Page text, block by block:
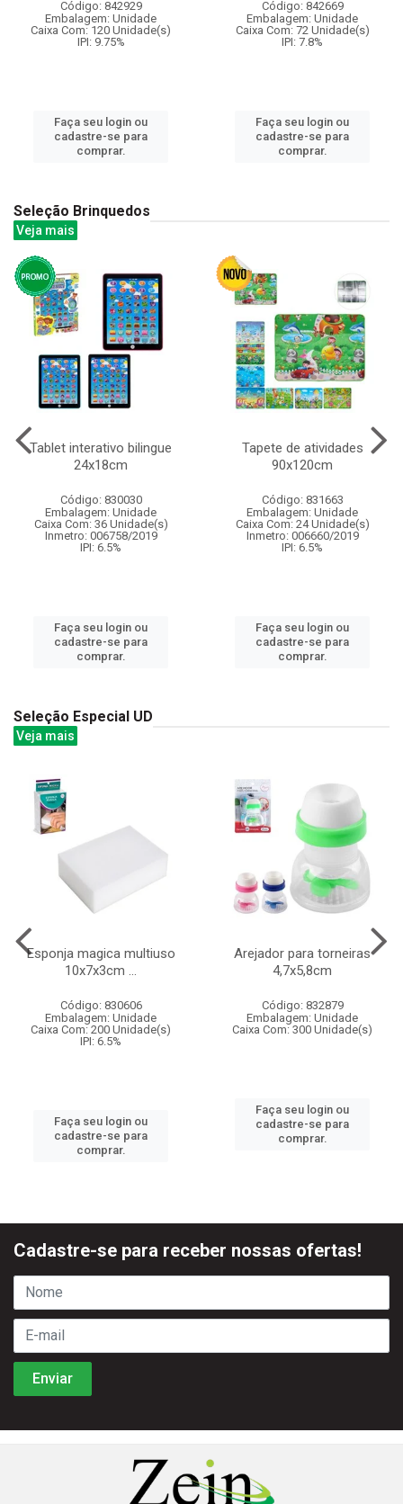
Código: 842929
Embalagem: Unidade
Caixa Com: 120 Unidade(s)
IPI: 9.75%
Faça seu login ou
cadastre-se para
comprar.
Código: 842669
Embalagem: Unidade
Caixa Com: 72 Unidade(s)
IPI: 7.8%
Faça seu login ou
cadastre-se para
comprar.
Seleção Brinquedos
Veja mais
Tablet interativo bilingue
24x18cm
Código: 830030
Embalagem: Unidade
Caixa Com: 36 Unidade(s)
Inmetro: 006758/2019
IPI: 6.5%
Faça seu login ou
cadastre-se para
comprar.
Tapete de atividades
90x120cm
Código: 831663
Embalagem: Unidade
Caixa Com: 24 Unidade(s)
Inmetro: 006660/2019
IPI: 6.5%
Faça seu login ou
cadastre-se para
comprar.
Seleção Especial UD
Veja mais
Esponja magica multiuso
10x7x3cm ...
Código: 830606
Embalagem: Unidade
Caixa Com: 200 Unidade(s)
IPI: 6.5%
Faça seu login ou
cadastre-se para
comprar.
Arejador para torneiras
4,7x5,8cm
Código: 832879
Embalagem: Unidade
Caixa Com: 300 Unidade(s)
Faça seu login ou
cadastre-se para
comprar.
Cadastre-se para receber nossas ofertas!